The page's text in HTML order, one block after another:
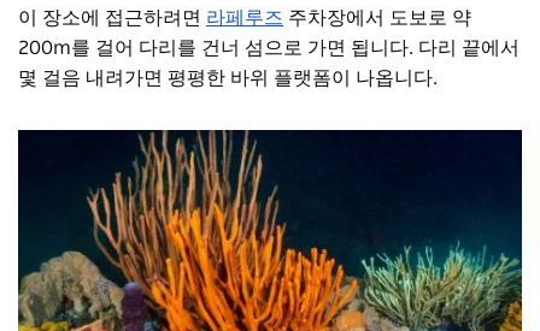
이 장소에 접근하려면 라페루즈 주차장에서 도보로 약
200m를 걸어 다리를 건너 섬으로 가면 됩니다. 다리 끝에서
몇 걸음 내려가면 평평한 바위 플랫폼이 나옵니다.